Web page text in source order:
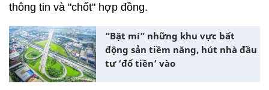
thông tin và "chốt" hợp đồng.
“Bật mí” những khu vực bất
động sản tiềm năng, hút nhà đầu
tư ‘đổ tiền’ vào